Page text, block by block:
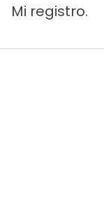
Mi registro.